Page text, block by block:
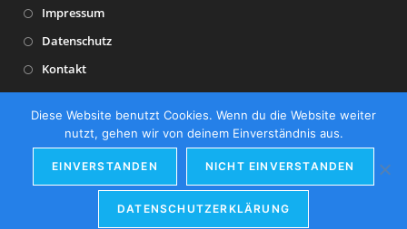
Impressum
Datenschutz
Kontakt
Presse
Diese Website benutzt Cookies. Wenn du die Website weiter
nutzt, gehen wir von deinem Einverständnis aus.
EINVERSTANDEN NICHT EINVERSTANDEN
DATENSCHUTZERKLÄRUNG